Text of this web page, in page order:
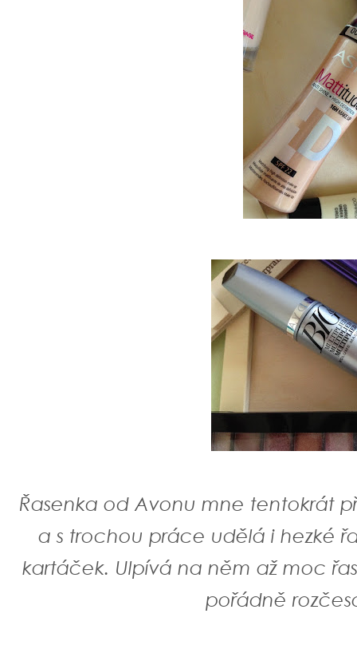
Řasenka od Avonu mne tentokrát
a s trochou práce udělá i hezké
kartáček. Ulpívá na něm až moc
pořádně